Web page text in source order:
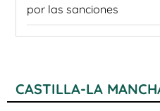
por las sanciones
CASTILLA-LA